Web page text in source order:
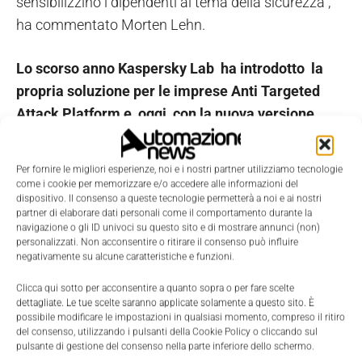
Per fornire le migliori esperienze, noi e i nostri partner utilizziamo tecnologie
come i cookie per memorizzare e/o accedere alle informazioni del
dispositivo. Il consenso a queste tecnologie permetterà a noi e ai nostri
partner di elaborare dati personali come il comportamento durante la
navigazione o gli ID univoci su questo sito e di mostrare annunci (non)
personalizzati. Non acconsentire o ritirare il consenso può influire
negativamente su alcune caratteristiche e funzioni.
Clicca qui sotto per acconsentire a quanto sopra o per fare scelte
dettagliate. Le tue scelte saranno applicate solamente a questo sito. È
possibile modificare le impostazioni in qualsiasi momento, compreso il ritiro
del consenso, utilizzando i pulsanti della Cookie Policy o cliccando sul
pulsante di gestione del consenso nella parte inferiore dello schermo.
ha commentato Morten Lehn.
Lo scorso anno Kaspersky Lab ha introdotto la
propria soluzione per le imprese Anti Targeted
Attack Platform e, oggi, con la nuova versione
sono state potenziate le capacità di rilevamento e
La soluzione combina algoritmi di
machine learning, threat intelligence a livello globale
e compatibilità con le infrastrutture dei clienti.Anti
Targeted Attack unisce sensori di rete ed endpoint,
tecnologia sandbox e intelligent analysis per
compromissione ed aiutare le aziende a scoprire
anche gli attacchi mirati più complessi. La nuova
versione include nuovi potenti tool come il